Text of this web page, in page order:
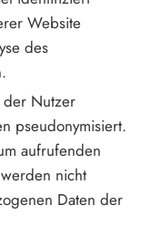
Website
des
der Nutzer
pseudonymisiert.
aufrufenden
nicht
Daten der